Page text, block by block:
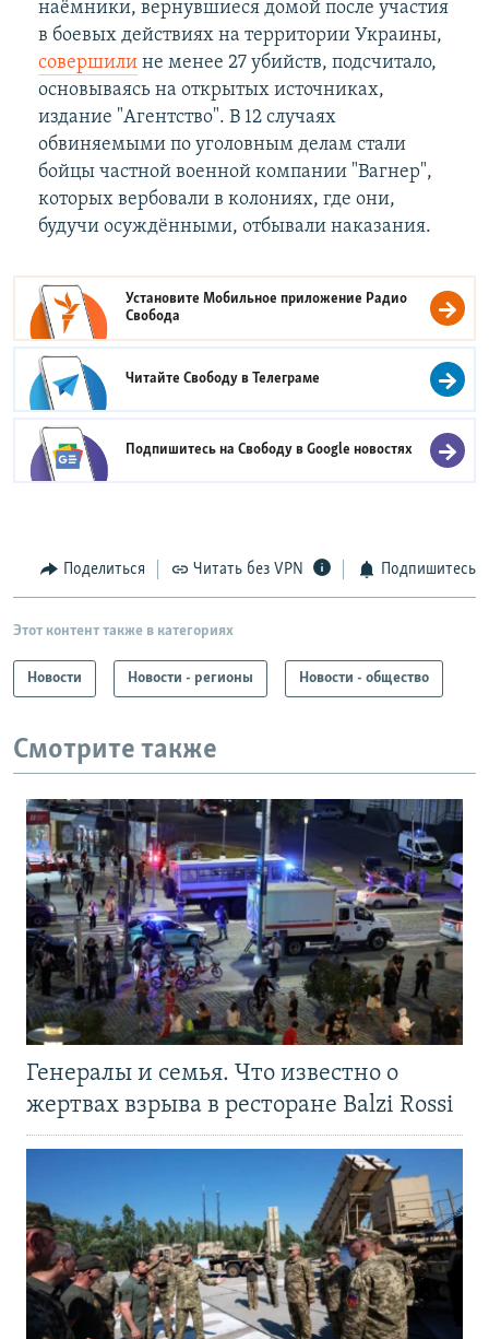
наёмники, вернувшиеся домой после участия
в боевых действиях на территории Украины,
совершилине менее 27 убийств, подсчитало,
основываясь на открытых источниках,
издание "Агентство". В 12 случаях
обвиняемыми по уголовным делам стали
бойцы частной военной компании "Вагнер",
которых вербовали в колониях, где они,
будучи осуждёнными, отбывали наказания.
Установите Мобильное приложение Радио
Свобода
Читайте Свободу вТелеграме
Подпишитесь на Свободу вGoogle новостях
Поделиться Читать без VPN Подпишитесь
Этот контент также в категориях
Новости Новости - регионы Новости - общество
Смотрите также
Генералы и семья. Что известно о
жертвах взрыва в ресторане Balzi Rossi